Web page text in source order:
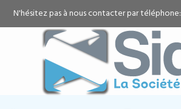
N'hésitez pas à nous contacter par téléphone: